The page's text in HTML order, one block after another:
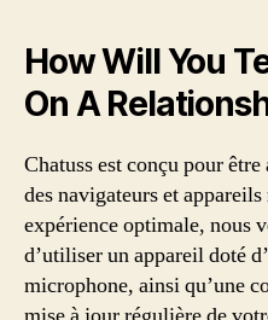
How Will You
On A
Chatuss est conçu pour
des navigateurs et
expérience optimale, nous
d’utiliser un appareil doté
microphone, ainsi qu’une